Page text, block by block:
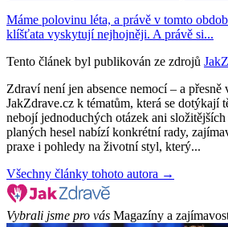
Máme polovinu léta, a právě v tomto
klíšťata vyskytují nejhojněji. A právě si...
Tento článek byl publikován ze zdrojů
Zdraví není jen absence nemocí – a
JakZdrave.cz k tématům, která se dotýkají
nebojí jednoduchých otázek ani
planých hesel nabízí konkrétní rady,
praxe i pohledy na životní styl, který...
Všechny články tohoto autora →
Vybrali jsme pro vás Magazíny a